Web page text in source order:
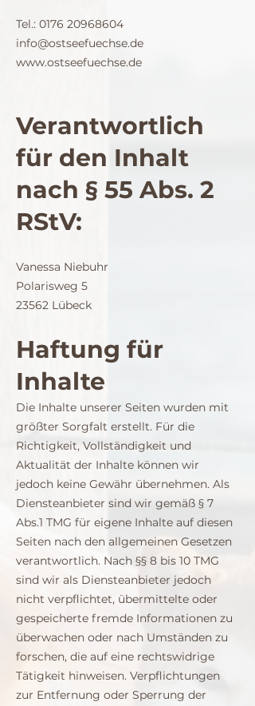
Tel.: 0176 20968604
info@ostseefuechse.de
www.ostseefuechse.de
Verantwortlich
für den Inhalt
nach § 55 Abs. 2
RStV:
Vanessa Niebuhr
Polarisweg 5
23562 Lübeck
Haftung für
Inhalte
Die Inhalte unserer Seiten wurden mit
größter Sorgfalt erstellt. Für die
Richtigkeit, Vollständigkeit und
Aktualität der Inhalte können wir
jedoch keine Gewähr übernehmen. Als
Diensteanbieter sind wir gemäß § 7
Abs.1 TMG für eigene Inhalte auf diesen
Seiten nach den allgemeinen Gesetzen
verantwortlich. Nach §§ 8 bis 10 TMG
sind wir als Diensteanbieter jedoch
nicht verpflichtet, übermittelte oder
gespeicherte fremde Informationen zu
überwachen oder nach Umständen zu
forschen, die auf eine rechtswidrige
Tätigkeit hinweisen. Verpflichtungen
zur Entfernung oder Sperrung der